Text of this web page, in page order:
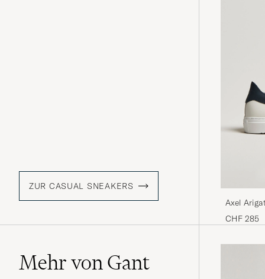
ZUR CASUAL SNEAKERS
Axel
White/
CHF 285
Mehr von Gant